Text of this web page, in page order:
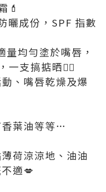
💄
曬成份，SPF 指數
均勻塗於嘴唇，
支搞掂晒👍🏼
、嘴唇乾燥及爆
葉油等等…
荷涼涼地、油油
適💋